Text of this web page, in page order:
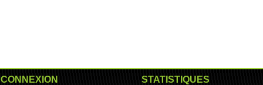
CONNEXION STATISTIQUES